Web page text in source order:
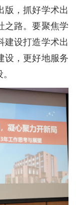
版，抓好学术出
之路。要聚焦学
建设打造学术出
设，更好地服务